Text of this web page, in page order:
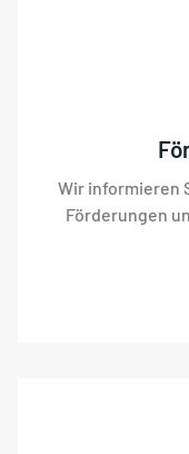
Wir informieren
Förderungen